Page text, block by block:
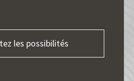
les possibilités